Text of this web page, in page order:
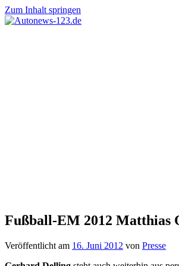
Zum Inhalt springen
Fußball-EM 2012 Matthias
Veröffentlicht am 16. Juni 2012 von Presse